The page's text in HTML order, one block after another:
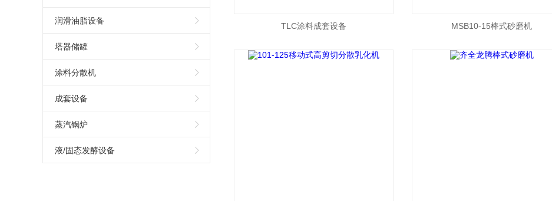
润滑油脂设备
塔器储罐
涂料分散机
成套设备
蒸汽锅炉
液/固态发酵设备
TLC涂料成套设备 MSB10-15棒式砂磨机